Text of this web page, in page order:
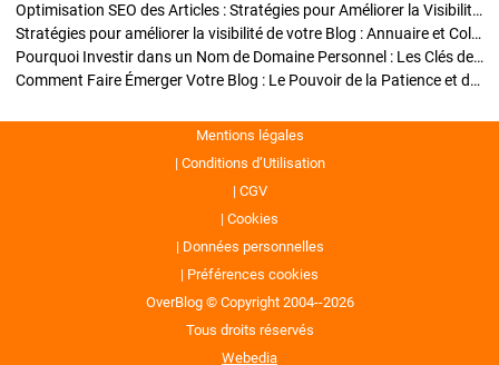
Optimisation SEO des Articles : Stratégies pour Améliorer la Visibilité de Votre Blog
Stratégies pour améliorer la visibilité de votre Blog : Annuaire et Collaborations
Pourquoi Investir dans un Nom de Domaine Personnel : Les Clés de la Réussite de Votre Blog
Comment Faire Émerger Votre Blog : Le Pouvoir de la Patience et de la Persévérance
Mentions légales
Conditions d’Utilisation
CGV
Cookies
Données personnelles
Préférences cookies
OverBlog © Copyright 2004--2026
Tous droits réservés
Webedia